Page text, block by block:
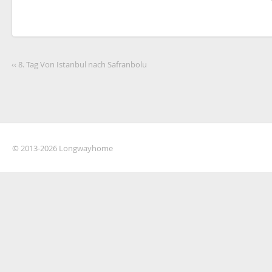
‹‹ 8. Tag Von Istanbul nach Safranbolu
© 2013-2026 Longwayhome